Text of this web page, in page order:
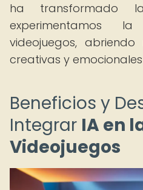
ha transformado
experimentamos
videojuegos, abriendo
creativas y
Beneficios y
Integrar IA en
Videojuegos